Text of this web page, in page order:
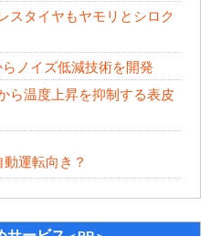
スタイヤもヤモリとシロク
ノイズ低減技術を開発
ら温度上昇を抑制する表皮
運転向き？